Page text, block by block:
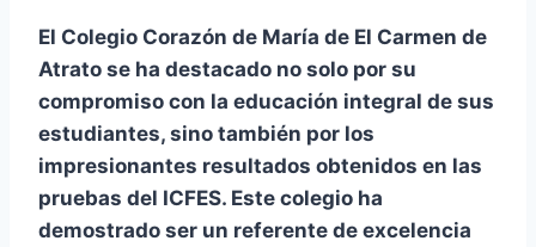
El Colegio Corazón de María de El Carmen de
Atrato se ha destacado no solo por su
compromiso con la educación integral de sus
estudiantes, sino también por los
impresionantes resultados obtenidos en las
pruebas del ICFES. Este colegio ha
demostrado ser un referente de excelencia